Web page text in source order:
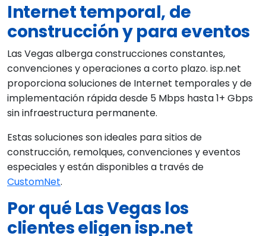
Internet temporal, de
construcción y para eventos
Las Vegas alberga construcciones constantes,
convenciones y operaciones a corto plazo. isp.net
proporciona soluciones de Internet temporales y de
implementación rápida desde 5 Mbps hasta 1+ Gbps
sin infraestructura permanente.
Estas soluciones son ideales para sitios de
construcción, remolques, convenciones y eventos
especiales y están disponibles a través de
CustomNet.
Por qué Las Vegas los
clientes eligen isp.net